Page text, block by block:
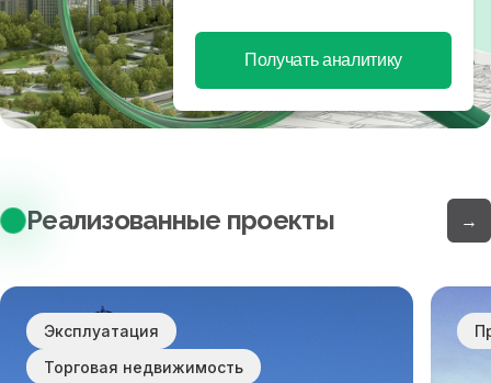
Получать аналитику
Реализованные проекты →
Эксплуатация
Торговая недвижимость